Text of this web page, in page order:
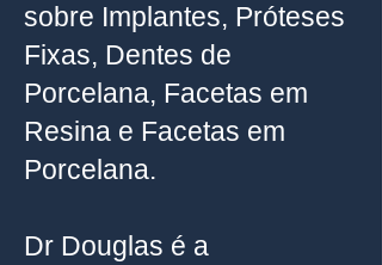
sobre Implantes, Próteses
Fixas, Dentes de
Porcelana, Facetas em
Resina e Facetas em
Porcelana.
Dr Douglas é a